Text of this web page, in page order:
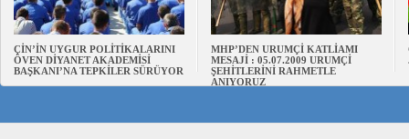
ÇİN’İN UYGUR POLİTİKALARINI
ÖVEN DİYANET AKADEMİSİ
BAŞKANI’NA TEPKİLER SÜRÜYOR
MHP’DEN URUMÇİ KATLİAMI
MESAJİ : 05.07.2009 URUMÇİ
ŞEHİTLERİNİ RAHMETLE
ANIYORUZ